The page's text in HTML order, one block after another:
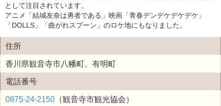
として注目されています。
アニメ「結城友奈は勇者である」映画「青春デンデケデケデケ」
「DOLLS」「曲がれスプーン」のロケ地にもなりました。
住所
香川県観音寺市八幡町、有明町
電話番号
0875-24-2150 （観音寺市観光協会）